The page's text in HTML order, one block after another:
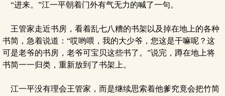
“进来。”江一平朝着门外有气无力的喊了一句。
王管家走近书房，看着乱七八糟的书架以及掉在地上的各种
书简，急着说道：“哎哟喂，我的大少爷，您这是干嘛呢？这
可是老爷的书房，老爷可宝贝这些书了。”说完，蹲在地上将
书简一一归类，重新放到了书架上。
江一平没有理会王管家，而是继续思索着他爹究竟会把竹简